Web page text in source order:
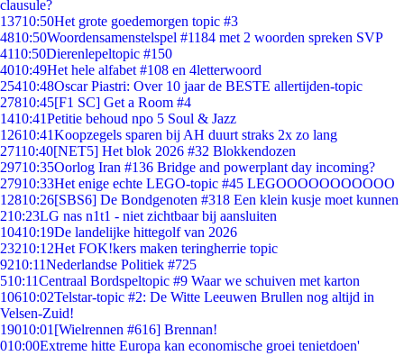
clausule?
13710:50Het grote goedemorgen topic #3
4810:50Woordensamenstelspel #1184 met 2 woorden spreken SVP
4110:50Dierenlepeltopic #150
4010:49Het hele alfabet #108 en 4letterwoord
25410:48Oscar Piastri: Over 10 jaar de BESTE allertijden-topic
27810:45[F1 SC] Get a Room #4
1410:41Petitie behoud npo 5 Soul & Jazz
12610:41Koopzegels sparen bij AH duurt straks 2x zo lang
27110:40[NET5] Het blok 2026 #32 Blokkendozen
29710:35Oorlog Iran #136 Bridge and powerplant day incoming?
27910:33Het enige echte LEGO-topic #45 LEGOOOOOOOOOOO
12810:26[SBS6] De Bondgenoten #318 Een klein kusje moet kunnen
210:23LG nas n1t1 - niet zichtbaar bij aansluiten
10410:19De landelijke hittegolf van 2026
23210:12Het FOK!kers maken teringherrie topic
9210:11Nederlandse Politiek #725
510:11Centraal Bordspeltopic #9 Waar we schuiven met karton
10610:02Telstar-topic #2: De Witte Leeuwen Brullen nog altijd in
Velsen-Zuid!
19010:01 [Wielrennen #616] Brennan!
010:00Extreme hitte Europa kan economische groei tenietdoen'